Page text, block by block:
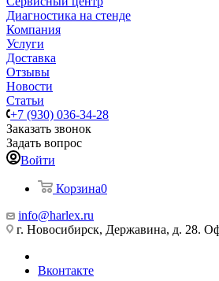
Диагностика на стенде
Компания
Услуги
Доставка
Отзывы
Новости
Статьи
+7 (930) 036-34-28
Заказать звонок
Задать вопрос
Войти
Корзина0
info@harlex.ru
г. Новосибирск, Державина, д. 28.
Вконтакте